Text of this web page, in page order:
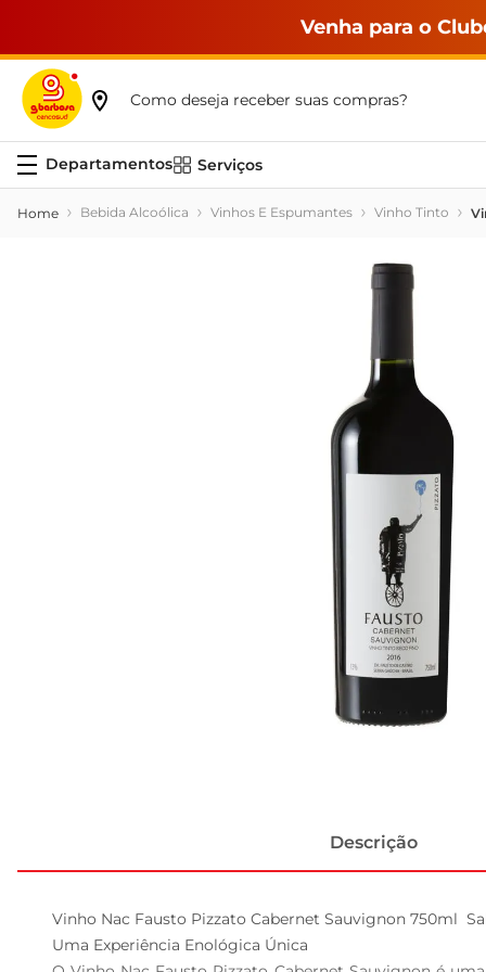
Venha para o
Como deseja receber suas compras?
Serviços
Bebida Alcoólica Vinhos E Espumantes Vinho Tinto
Descrição
Vinho Nac Fausto Pizzato Cabernet Sauvignon 750ml
Uma Experiência Enológica Única